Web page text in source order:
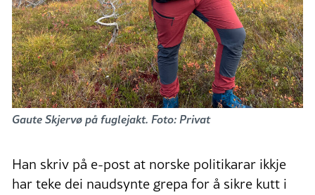
Gaute Skjervø på fuglejakt. Foto: Privat
Han skriv på e-post at norske politikarar ikkje
har teke dei naudsynte grepa for å sikre kutt i